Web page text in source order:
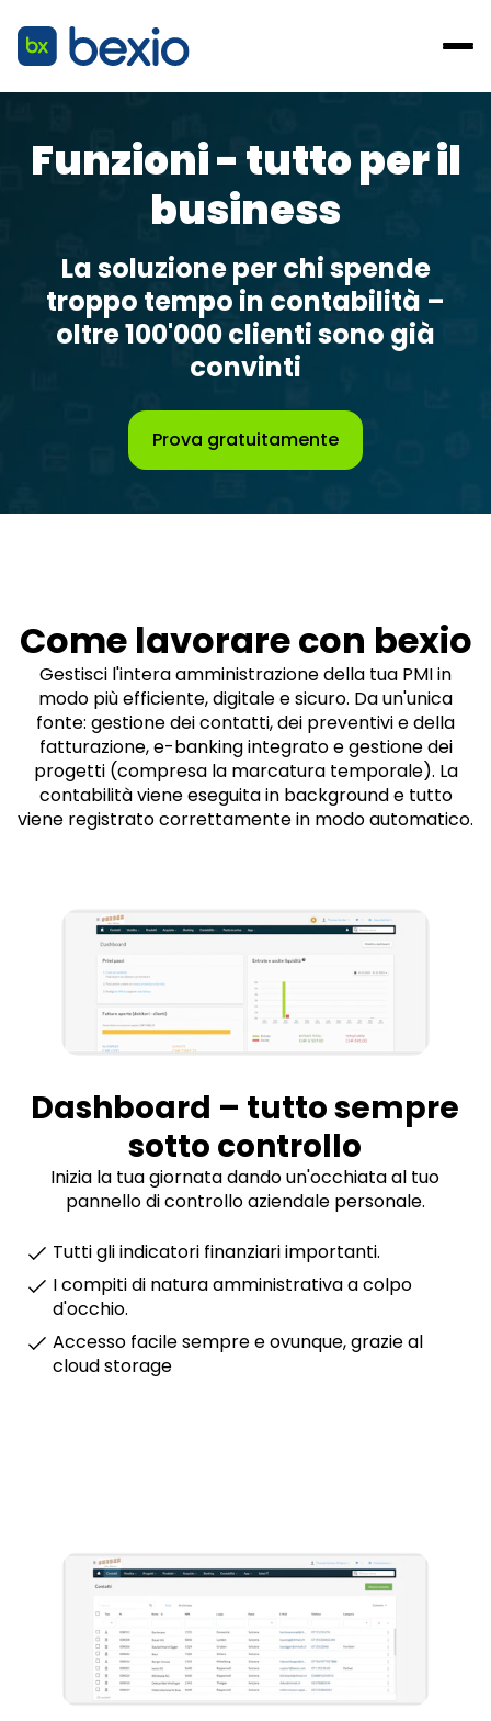
Funzioni - tutto per il
business
La soluzione per chi spende
troppo tempo in contabilità –
oltre 100'000 clienti sono già
convinti
Prova gratuitamente
Come lavorare con bexio
Gestisci l'intera amministrazione della tua PMI in
modo più efficiente, digitale e sicuro. Da un'unica
fonte: gestione dei contatti, dei preventivi e della
fatturazione, e-banking integrato e gestione dei
progetti (compresa la marcatura temporale). La
contabilità viene eseguita in background e tutto
viene registrato correttamente in modo automatico.
Dashboard – tutto sempre
sotto controllo
Inizia la tua giornata dando un'occhiata al tuo
pannello di controllo aziendale personale.
Tutti gli indicatori finanziari importanti.
I compiti di natura amministrativa a colpo
d'occhio.
Accesso facile sempre e ovunque, grazie al
cloud storage